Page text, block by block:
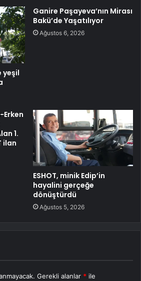
yeşil
Ganire Paşayeva’nın Mirası
Bakü’de Yaşatılıyor
Ağustos 6, 2026
Erken
1.
ilan
ESHOT, minik Edip’in
hayalini gerçeğe
dönüştürdü
Ağustos 5, 2026
Gerekli alanlar * ile